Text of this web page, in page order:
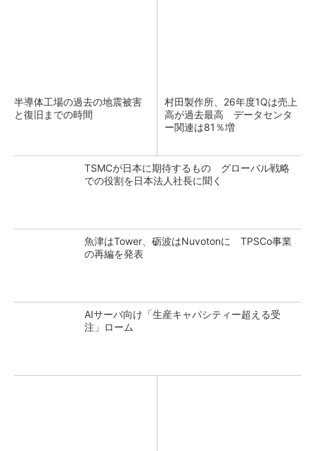
半導体工場の過去の地震被害
と復旧までの時間
村田製作所、26年度1Qは売上
高が過去最高 データセンタ
ー関連は81％増
TSMCが日本に期待するもの グローバル戦略
での役割を日本法人社長に聞く
魚津はTower、砺波はNuvotonに TPSCo事業
の再編を発表
AIサーバ向け「生産キャパシティー超える受
注」ローム